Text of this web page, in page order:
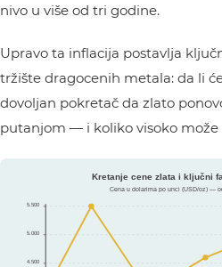
nivo u više od tri godine.
Upravo ta inflacija postavlja
tržište dragocenih metala: da li
dovoljan pokretač da zlato
putanjom — i koliko visoko može